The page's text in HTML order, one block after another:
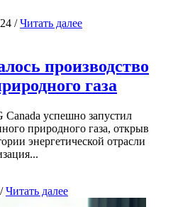
/Читать далее
производство
газа
успешно запустил
природного газа, открыв
энергетической отрасли
Читать далее